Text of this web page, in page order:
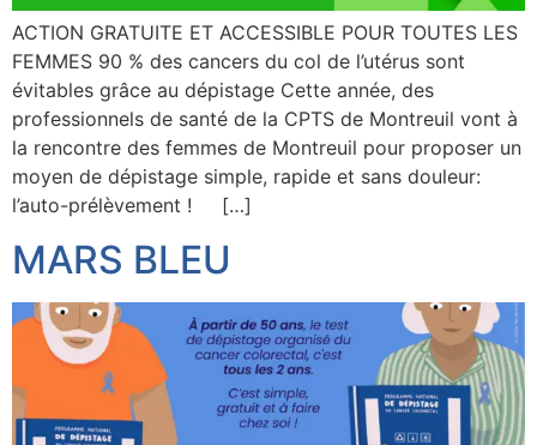
ACTION GRATUITE ET ACCESSIBLE POUR TOUTES LES
FEMMES 90 % des cancers du col de l’utérus sont
évitables grâce au dépistage Cette année, des
professionnels de santé de la CPTS de Montreuil vont à
la rencontre des femmes de Montreuil pour proposer un
moyen de dépistage simple, rapide et sans douleur:
l’auto-prélèvement ! […]
MARS BLEU